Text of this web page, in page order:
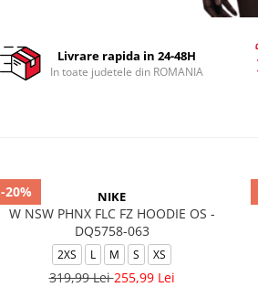
Livrare rapida in 24-48H
In toate judetele din ROMANIA
-20% NIKE
W NSW PHNX FLC FZ HOODIE OS -
DQ5758-063
2XS L M S XS
319,99 Lei255,99 Lei